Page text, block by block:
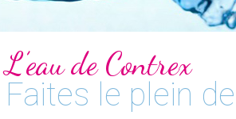
L’eau de Contrex
Faites le plein